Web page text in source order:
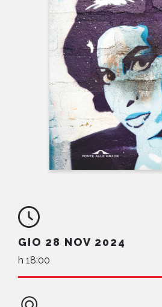
EVENTI
NEWS
GIO 28 NOV 2024
h 18:00